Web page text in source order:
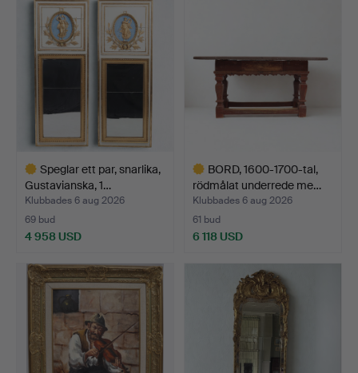
Speglar ett par, snarlika,
Gustavianska, 1…
Klubbades 6 aug 2026
69 bud
4 958 USD
föremål
BORD, 1600-1700-tal,
rödmålat underrede me…
Klubbades 6 aug 2026
61 bud
6 118 USD